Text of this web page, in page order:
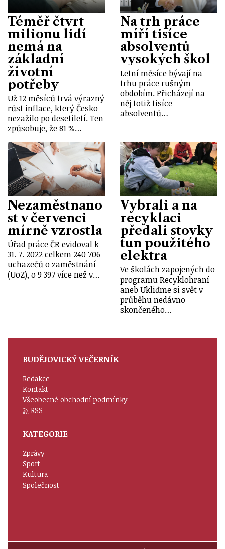
Téměř čtvrt
milionu lidí
nemá na
základní
životní
potřeby
Už 12 měsíců trvá výrazný
růst inflace, který Česko
nezažilo po desetiletí. Ten
způsobuje, že 81 %…
Na trh práce
míří tisíce
absolventů
vysokých škol
Letní měsíce bývají na
trhu práce rušným
obdobím. Přicházejí na
něj totiž tisíce
absolventů…
Nezaměstnano
st v červenci
mírně vzrostla
Úřad práce ČR evidoval k
31. 7. 2022 celkem 240 706
uchazečů o zaměstnání
(UoZ), o 9 397 více než v…
Vybrali a na
recyklaci
předali stovky
tun použitého
elektra
Ve školách zapojených do
programu Recyklohraní
aneb Ukliďme si svět v
průběhu nedávno
skončeného…
BUDĚJOVICKÝ VEČERNÍK
Redakce
Kontakt
Všeobecné obchodní podmínky
RSS
KATEGORIE
Zprávy
Sport
Kultura
Společnost